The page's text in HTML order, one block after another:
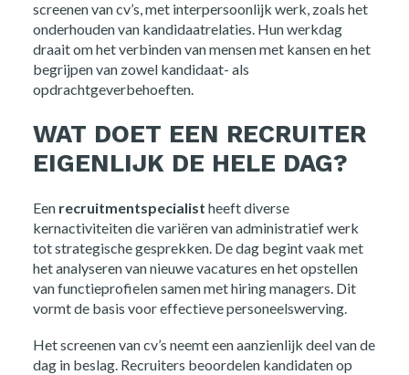
screenen van cv’s, met interpersoonlijk werk, zoals het
onderhouden van kandidaatrelaties. Hun werkdag
draait om het verbinden van mensen met kansen en het
begrijpen van zowel kandidaat- als
opdrachtgeverbehoeften.
WAT DOET EEN RECRUITER
EIGENLIJK DE HELE DAG?
Een recruitmentspecialist heeft diverse
kernactiviteiten die variëren van administratief werk
tot strategische gesprekken. De dag begint vaak met
het analyseren van nieuwe vacatures en het opstellen
van functieprofielen samen met hiring managers. Dit
vormt de basis voor effectieve personeelswerving.
Het screenen van cv’s neemt een aanzienlijk deel van de
dag in beslag. Recruiters beoordelen kandidaten op